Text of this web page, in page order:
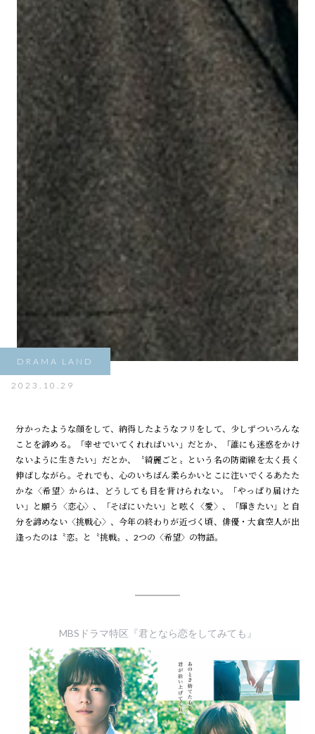
DRAMA LAND
2023.10.29
分かったような顔をして、納得したようなフリをして、少しずついろんな
ことを諦める。「幸せでいてくれればいい」だとか、「誰にも迷惑をかけ
ないように生きたい」だとか、〝綺麗ごと〟という名の防衛線を太く長く
伸ばしながら――。それでも、心のいちばん柔らかいとこに注いでくるあたた
かな〈希望〉からは、どうしても目を背けられない。「やっぱり届けた
い」と願う〈恋心〉、「そばにいたい」と呟く〈愛〉、「輝きたい」と自
分を諦めない〈挑戦心〉、今年の終わりが近づく頃、俳優・大倉空人が出
逢ったのは〝恋〟と〝挑戦〟、2つの〈希望〉の物語。
MBSドラマ特区『君となら恋をしてみても』